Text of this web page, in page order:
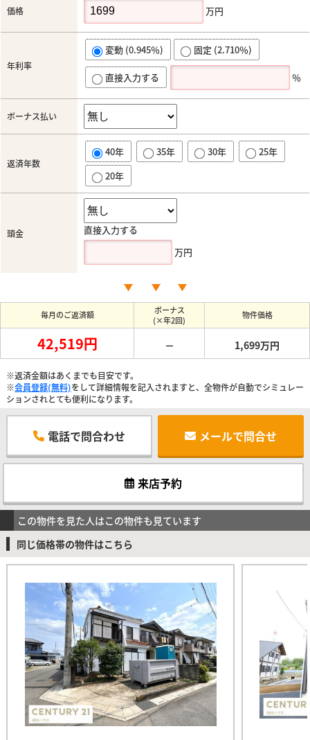
価格 万円
年利率
変動 (0.945％) 固定 (2.710％)
直接入力する ％
ボーナス払い
返済年数
40年 35年 30年
25年
20年
頭金
直接入力する
万円
毎月のご返済額
ボーナス
(×年2回)
物件価格
42,519円 － 1,699万円
※返済金額はあくまでも目安です。
※会員登録(無料)をして詳細情報を記入されますと、全物件が自動でシミュレー
ションされとても便利になります。
電話で問合わせ メールで問合せ
来店予約
この物件を見た人はこの物件も見ています
同じ価格帯の物件はこちら